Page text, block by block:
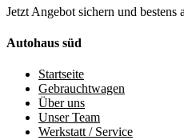
Jetzt Angebot sichern und
Autohaus süd
Startseite
Gebrauchtwagen
Über uns
Unser Team
Werkstatt / Service